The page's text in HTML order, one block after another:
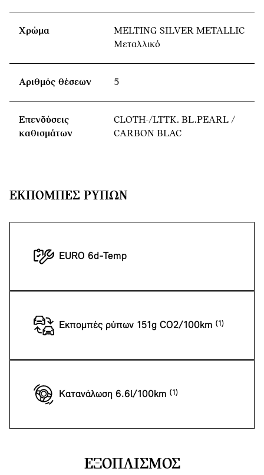
Χρώμα
MELTING SILVER METALLIC
Μεταλλικό
Αριθμός θέσεων 5
Επενδύσεις
καθισμάτων
CLOTH-/LTTK. BL.PEARL /
CARBON BLAC
ΕΚΠΟΜΠΈΣ ΡΎΠΩΝ
EURO 6d-Temp
Εκπομπές ρύπων 151g CO2/100km
Κατανάλωση 6.6l/100km
ΕΞΟΠΛΙΣΜΌΣ